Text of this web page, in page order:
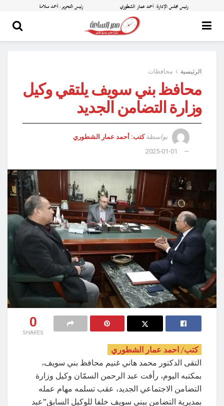
الرئيسية محافظات
محافظ بني سويف يلتقي وكيل
وزارة التضامن الجديد
بواسطة كتب: أحمد عمار الشطوري
2025-01-01
0
SHARES
كتب/ احمد عمار الشطوري
التقى الدكتور محمد هاني غنيم محافظ بني سويف،
بمكتبه اليوم، رأفت عبد الرحمن السمّان وكيل وزارة
التضامن الاجتماعي الجديد، عقب تسلمه مهام عمله
بمديرية التضامن ببني سويف خلفا للوكيل السابق”عبد